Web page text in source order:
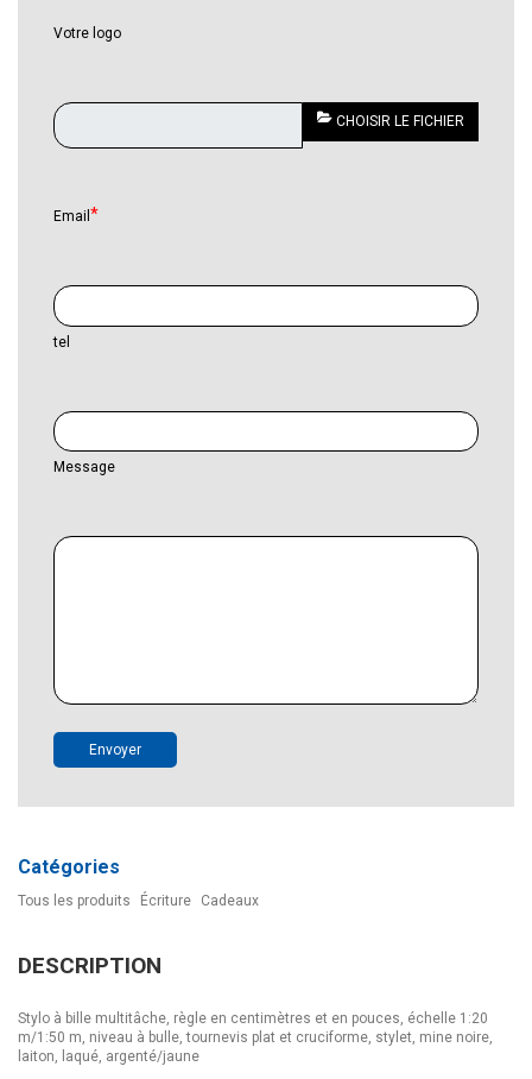
Votre logo
CHOISIR LE FICHIER
Email
tel
Message
Envoyer
Catégories
Tous les produits Écriture Cadeaux
DESCRIPTION
Stylo à bille multitâche, règle en centimètres et en pouces, échelle 1:20
m/1:50 m, niveau à bulle, tournevis plat et cruciforme, stylet, mine noire,
laiton, laqué, argenté/jaune